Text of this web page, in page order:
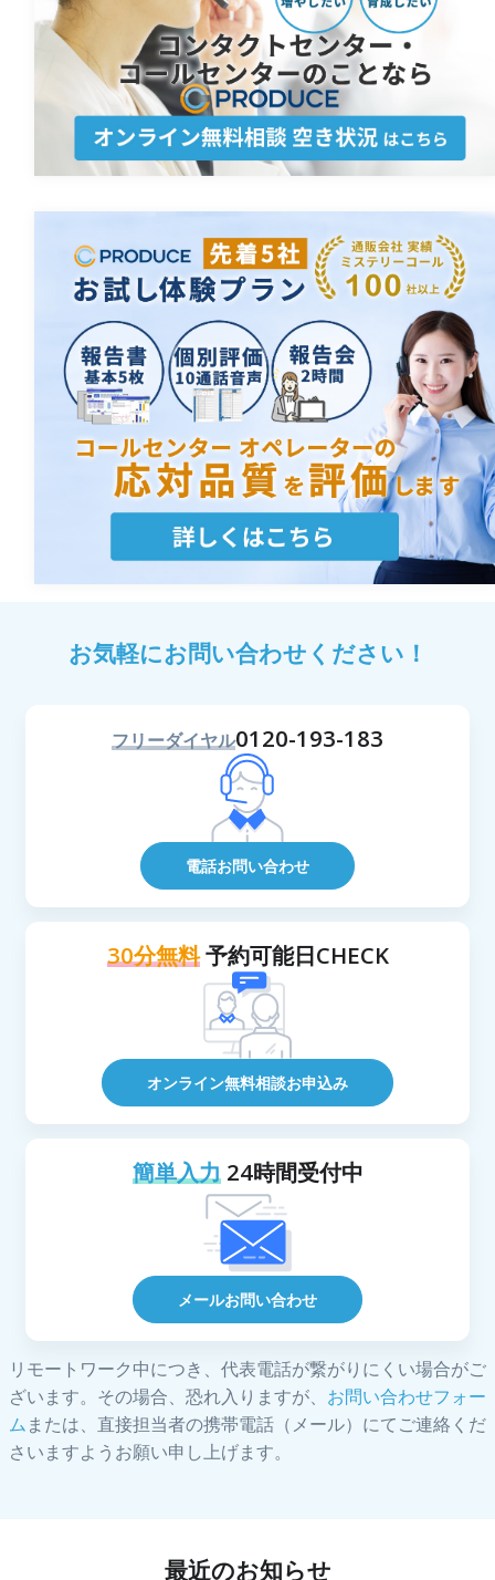
お気軽にお問い合わせください！
フリーダイヤル0120-193-183
電話お問い合わせ
30分無料予約可能日CHECK
オンライン無料相談お申込み
簡単入力24時間受付中
メールお問い合わせ
リモートワーク中につき、代表電話が繋がりにくい場合がご
ざいます。その場合、恐れ入りますが、 お問い合わせフォー
ムまたは、直接担当者の携帯電話（メール）にてご連絡くだ
さいますようお願い申し上げます。
最近のお知らせ